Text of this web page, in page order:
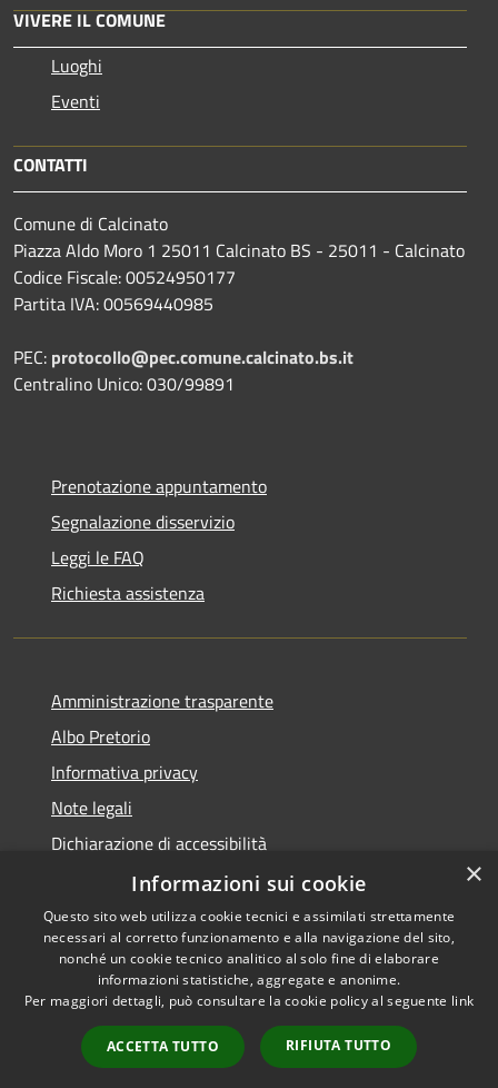
VIVERE IL COMUNE
Luoghi
Eventi
CONTATTI
Comune di Calcinato
Piazza Aldo Moro 1 25011 Calcinato BS - 25011 - Calcinato
Codice Fiscale: 00524950177
Partita IVA: 00569440985
PEC: protocollo@pec.comune.calcinato.bs.it
Centralino Unico: 030/99891
Prenotazione appuntamento
Segnalazione disservizio
Leggi le FAQ
Richiesta assistenza
Amministrazione trasparente
Albo Pretorio
Informativa privacy
Note legali
Dichiarazione di accessibilità
Piano miglioramento sito
RSS
Accessibilità
Copyright © 2026 • Comune di
Municipium•
Accesso
redazione
×
Informazioni sui cookie
Questo sito web utilizza cookie tecnici e assimilati strettamente
necessari al corretto funzionamento e alla navigazione del sito,
nonché un cookie tecnico analitico al solo fine di elaborare
informazioni statistiche, aggregate e anonime.
Per maggiori dettagli, può consultare la cookie policy al seguente link
ACCETTA TUTTO RIFIUTA TUTTO